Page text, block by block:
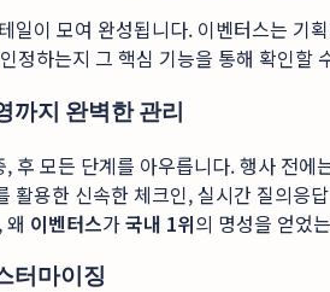
일이 모여 완성됩니다. 이벤터스는 기
정하는지 그 핵심 기능을 통해 확인할
까지 완벽한 관리
, 후 모든 단계를 아우릅니다. 행사 전
활용한 신속한 체크인, 실시간 질의응
왜 이벤터스가국내 1위의 명성을 얻었
터마이징